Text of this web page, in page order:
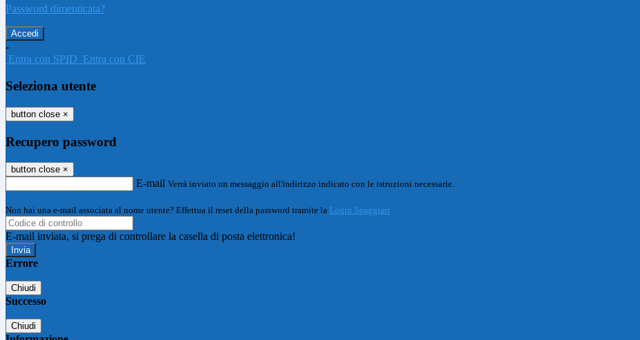
Password dimenticata?
-
Entra con SPID Entra con CIE
Seleziona utente
button close ×
Recupero password
button close ×
E-mail Verrà inviato un messaggio all'indirizzo indicato con le istruzioni necessarie.
Non hai una e-mail associata al nome utente? Effettua il reset della password tramite la Login Spaggiari
E-mail inviata, si prega di controllare la casella di posta elettronica!
Errore
Chiudi
Successo
Chiudi